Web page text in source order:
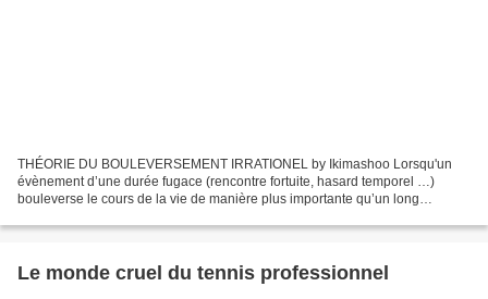
THÉORIE DU BOULEVERSEMENT IRRATIONEL by Ikimashoo Lorsqu'un
évènement d’une durée fugace (rencontre fortuite, hasard temporel …)
bouleverse le cours de la vie de manière plus importante qu’un long
Le monde cruel du tennis professionnel